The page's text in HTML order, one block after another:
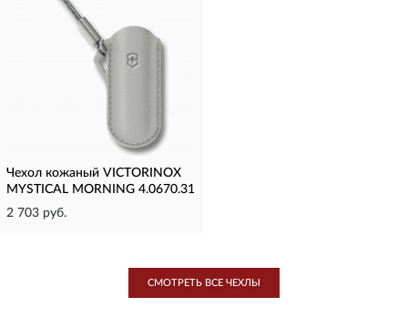
Чехол кожаный VICTORINOX
MYSTICAL MORNING 4.0670.31
2 703 руб.
СМОТРЕТЬ ВСЕ ЧЕХЛЫ